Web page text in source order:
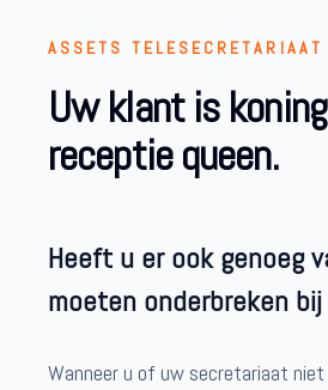
ASSETS TELESECRETARIAAT
Uw klant is
receptie queen.
Heeft u er ook genoeg
moeten onderbreken
Wanneer u of uw secretariaat